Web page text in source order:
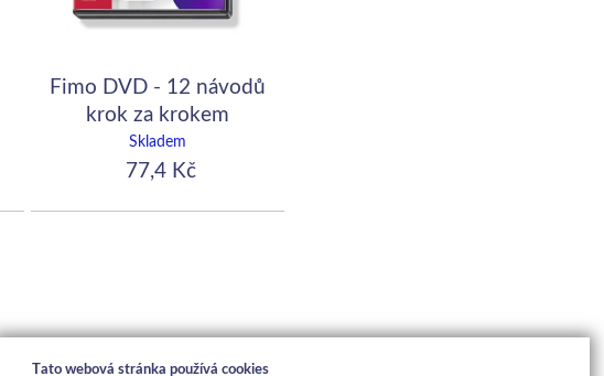
Fimo DVD - 12 návodů
krok za krokem
Skladem
77,4 Kč
Tato webová stránka používá cookies